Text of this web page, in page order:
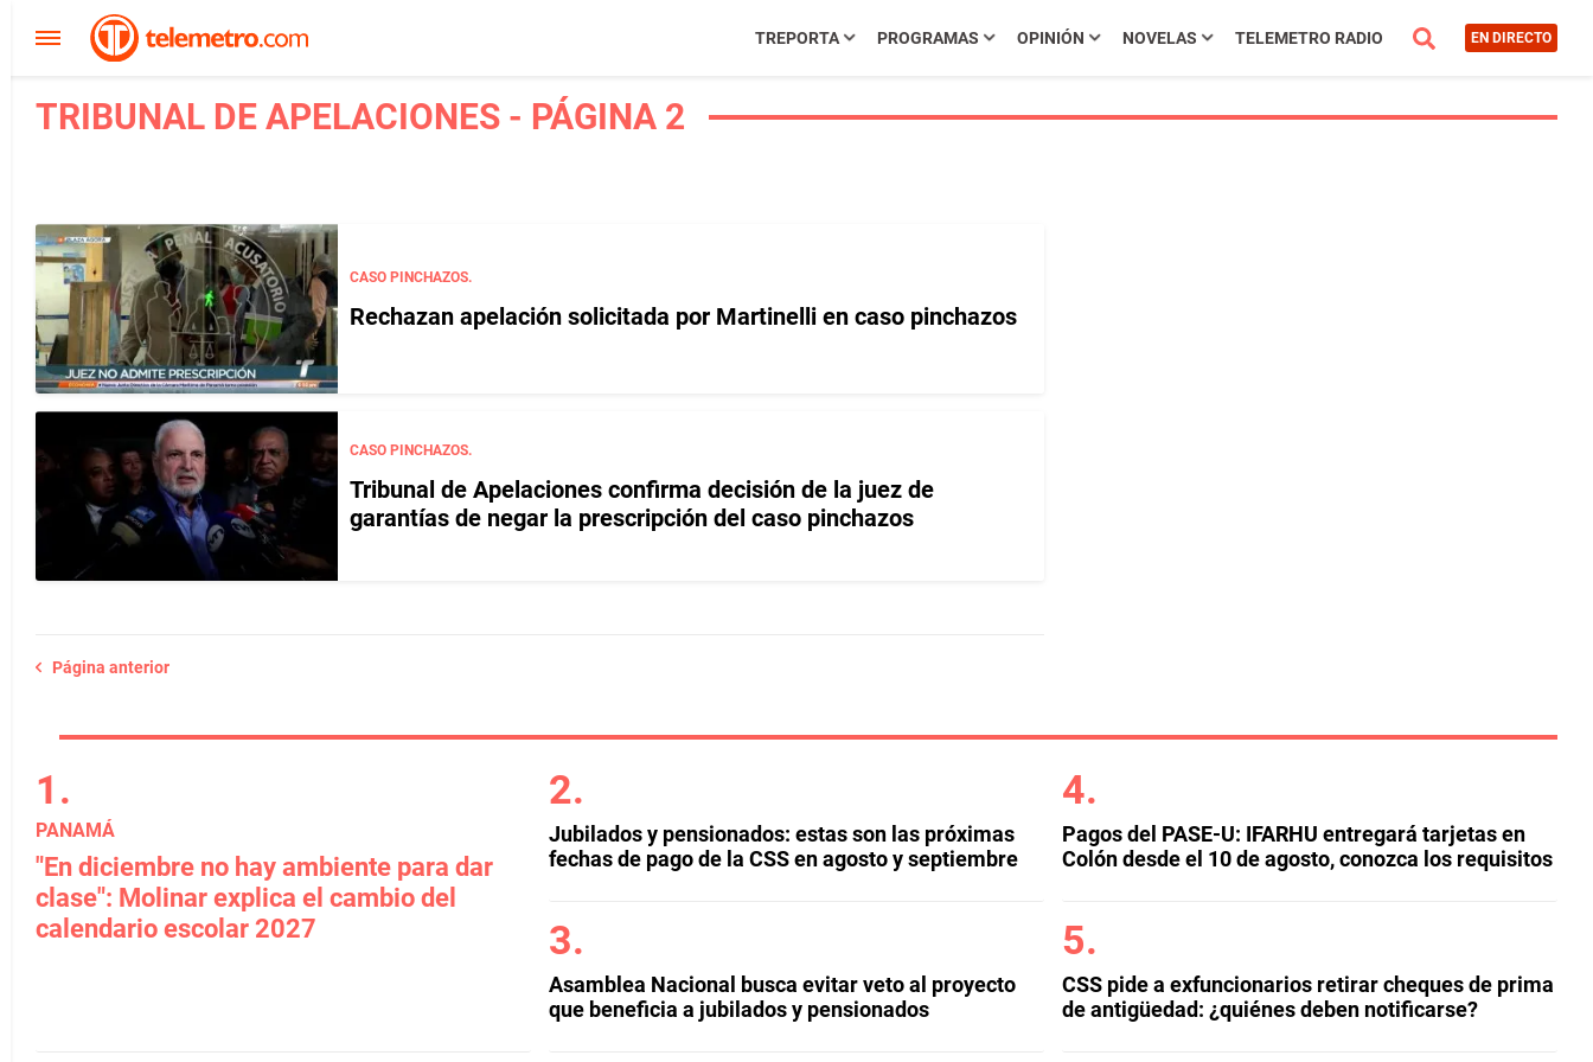
TREPORTA PROGRAMAS OPINIÓN NOVELAS TELEMETRO RADIO EN DIRECTO
TRIBUNAL DE APELACIONES - PÁGINA 2
CASO PINCHAZOS.
Rechazan apelación solicitada por Martinelli en caso pinchazos
CASO PINCHAZOS.
Tribunal de Apelaciones confirma decisión de la juez de
garantías de negar la prescripción del caso pinchazos
Página anterior
PANAMÁ
"En diciembre no hay ambiente para dar
clase": Molinar explica el cambio del
calendario escolar 2027
Jubilados y pensionados: estas son las próximas
fechas de pago de la CSS en agosto y septiembre
Asamblea Nacional busca evitar veto al proyecto
que beneficia a jubilados y pensionados
Pagos del PASE-U: IFARHU entregará tarjetas en
Colón desde el 10 de agosto, conozca los requisitos
CSS pide a exfuncionarios retirar cheques de prima
de antigüedad: ¿quiénes deben notificarse?